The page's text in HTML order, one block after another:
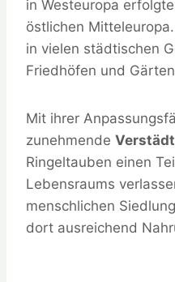
in Westeuropa
östlichen
in vielen städtischen
Friedhöfen und
Mit ihrer
zunehmende
Ringeltauben einen
Lebensraums
menschlichen
dort ausreichend